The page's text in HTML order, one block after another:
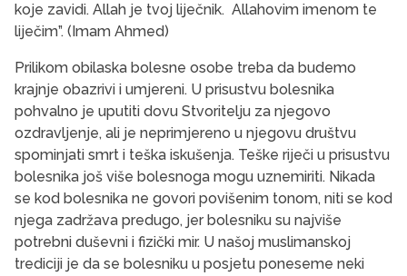
koje zavidi. Allah je tvoj liječnik. Allahovim imenom te
liječim”. (Imam Ahmed)
Prilikom obilaska bolesne osobe treba da budemo
krajnje obazrivi i umjereni. U prisustvu bolesnika
pohvalno je uputiti dovu Stvoritelju za njegovo
ozdravljenje, ali je neprimjereno u njegovu društvu
spominjati smrt i teška iskušenja. Teške riječi u prisustvu
bolesnika još više bolesnoga mogu uznemiriti. Nikada
se kod bolesnika ne govori povišenim tonom, niti se kod
njega zadržava predugo, jer bolesniku su najviše
potrebni duševni i fizički mir. U našoj muslimanskoj
trediciji je da se bolesniku u posjetu poneseme neki